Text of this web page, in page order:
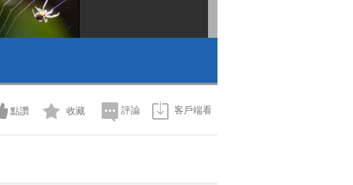
2010-06-26 05:50:08
點讚 收藏 評論 客戶端看